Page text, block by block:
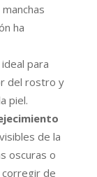
ha
ideal para
del rostro y
piel.
de la
oscuras o
corregir de